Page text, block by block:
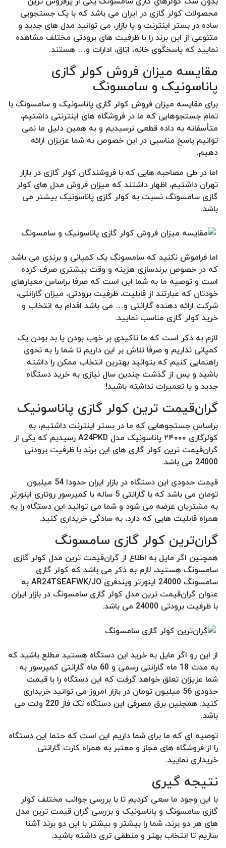
محصولات کولر گازی در ایران می باشد که با یک جستجویی
ساده در بستر اینترنت و یا بازار، می توانید مدل های جدید و
متنوعی از این برند را با ظرفیت های برودتی مختلف مشاهده
نمایید که پاسخگوی خانه، اتاق، ادارات و… هستند.
مقایسه میزان فروش کولر گازی
پاناسونیک و سامسونگ
برای مقایسه میزان فروش کولر گازی پاناسونیک و سامسونگ با
تمام جستجوهایی که ما در فروشگاه های اینترنتی داشتیم،
متأسفانه به داده قطعی نرسیدیم و به همین دلیل ما نمی
توانیم پاسخ مناسبی در این خصوص به شما عزیزان ارائه
دهیم.
اما در طی مصاحبه هایی که با فروشندگان کولر گازی در بازار
تهران داشتیم، اظهار داشتند که میزان فروش مدل های کولر
گازی سامسونگ نسبت به کولر گازی پاناسونیک بیشتر می
باشد.
اما فراموش نکنید که سامسونگ یک کمپانی و برندی می باشد
که در خصوص برندسازی هزینه و وقت بیشتری صرف کرده
است و توصیه ما به شما این است که صرفا براساس معیارهای
خودتان که عبارتند از قابلیت، ظرفیت برودتی، میزان گارانتی،
شرکت ارائه دهنده گارانتی و… می باشد اقدام به انتخاب و
خرید کولر گازی مناسب نمایید.
لازم به ذکر است که ما تاکیدی بر خوب بودن یا بد بودن یک
کمپانی نداریم و صرفا تلاش بر این داریم تا شما را به نحوی
راهنمایی کنیم که بتوانید بهترین انتخاب ممکن را داشته
باشید و پس از گذشت چندین سال نیازی به خرید دستگاه
جدید و یا تعمیرات نداشته باشید!
گران‌قیمت ترین کولر گازی پاناسونیک
براساس جستجوهایی که ما در بستر اینترنت داشتیم، به
کولرگازی ۲۴۰۰۰ پاناسونیک مدل A24PKD رسیدیم که یکی از
گران‌قیمت ترین کولر گازی های این برند با ظرفیت برودتی
24000 می باشد.
قیمت حدودی این دستگاه در بازار ایران حدودا 54 میلیون
تومان می باشد که با گارانتی 5 ساله با کمپرسور روتاری اینورتر
به مشتریان عرضه می شود و شما می توانید این دستگاه را به
همراه قابلیت هایی که دارد، به سادگی خریداری کنید.
گران‌ترین کولر گازی سامسونگ
همچنین اگر مایل به اطلاع از گران‌قیمت ترین مدل کولر گازی
سامسونگ هستید، لازم به ذکر می باشد که کولر گازی
سامسونگ 24000 اینورتر ویندفری AR24TSEAFWK/JO به
عنوان گران‌قیمت ترین مدل کولر گازی سامسونگ در بازار ایران
با ظرفیت برودتی 24000 می باشد.
از این رو اگر مایل به خرید این دستگاه هستید مطلع باشید که
به مدت 18 ماه گارانتی رسمی و 60 ماه گارانتی کمپرسور به
شما عزیزان تعلق خواهد گرفت که این دستگاه را با قیمت
حدودی 56 میلیون تومان در بازار امروز می توانید خریداری
کنید. همچنین برق مصرفی این دستگاه تک فاز 220 ولت می
باشد.
توصیه ای که ما برای شما داریم این است که حتما این دستگاه
را از فروشگاه های مجاز و معتبر به همراه کارت گارانتی
خریداری نمایید.
نتیجه گیری
با این وجود ما سعی کردیم تا با بررسی جوانب مختلف کولر
گازی سامسونگ و پاناسونیک و بررسی گران قیمت ترین مدل
های هر دو برند، شما را بیشتر و بیشتر با این دو برند آشنا
سازیم تا انتخاب بهتر و منطقی تری داشته باشید.